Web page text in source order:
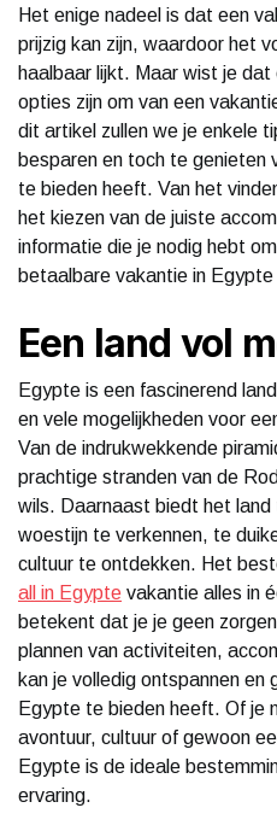
Het enige nadeel is dat een
prijzig kan zijn, waardoor het
haalbaar lijkt. Maar wist je
opties zijn om van een
dit artikel zullen we je enkele
besparen en toch te
te bieden heeft. Van het
het kiezen van de juiste
informatie die je nodig hebt
betaalbare vakantie in Egypte
Een land vol
Egypte is een fascinerend
en vele mogelijkheden voor
Van de indrukwekkende
prachtige stranden van de
wils. Daarnaast biedt het land
woestijn te verkennen, te
cultuur te ontdekken. Het
all in Egypte vakantie alles in
betekent dat je je geen
plannen van activiteiten,
kan je volledig ontspannen
Egypte te bieden heeft. Of je
avontuur, cultuur of gewoon
Egypte is de ideale
ervaring.